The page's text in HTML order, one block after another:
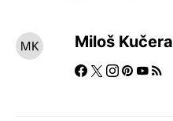
Miloš Kučera